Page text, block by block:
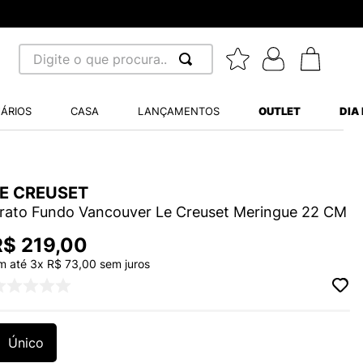
Digite o que procura...
CASA LANÇAMENTOS OUTLET DIA
CREUSET
Fundo Vancouver Le Creuset Meringue 22 CM
219,00
até 3x R$ 73,00 sem juros
Único
BALANCE 530
BABY
VANS ULTRARANGE